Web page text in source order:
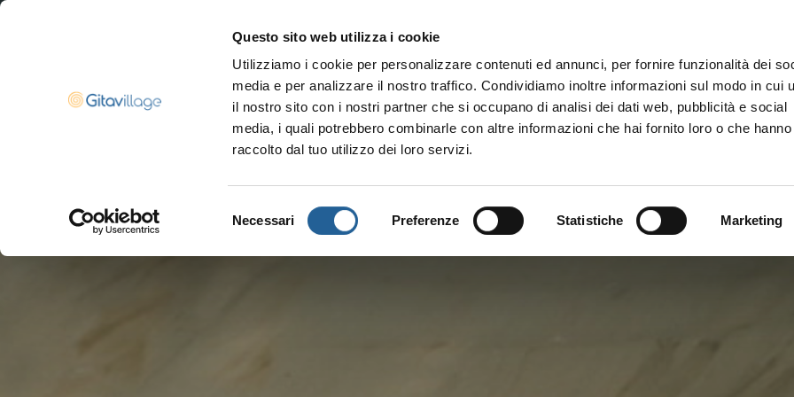
Questo sito web utilizza i cookie
Utilizziamo i cookie per personalizzare contenuti ed annunci, per fornire funzionalità dei
media e per analizzare il nostro traffico. Condividiamo inoltre informazioni sul modo in cui
il nostro sito con i nostri partner che si occupano di analisi dei dati web, pubblicità e social
media, i quali potrebbero combinarle con altre informazioni che hai fornito loro o che hanno
raccolto dal tuo utilizzo dei loro servizi.
del
Necessari Preferenze Statistiche Marketing
Navigazione servizi